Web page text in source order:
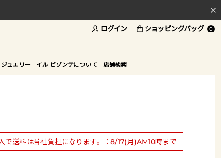
ログイン ショッピングバッグ 0
ュエリー イル ビゾンテについて 店舗検索
で送料は当社負担になります。：8/17(月)AM10時まで